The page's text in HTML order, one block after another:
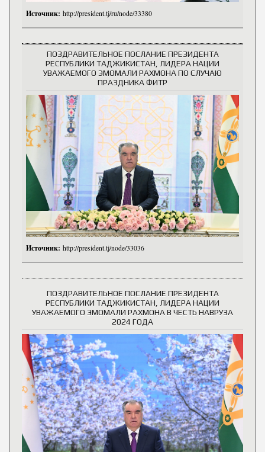
Источник: http://president.tj/ru/node/33380
ПОЗДРАВИТЕЛЬНОЕ ПОСЛАНИЕ ПРЕЗИДЕНТА
РЕСПУБЛИКИ ТАДЖИКИСТАН, ЛИДЕРА НАЦИИ
УВАЖАЕМОГО ЭМОМАЛИ РАХМОНА ПО СЛУЧАЮ
ПРАЗДНИКА ФИТР
Источник: http://president.tj/node/33036
ПОЗДРАВИТЕЛЬНОЕ ПОСЛАНИЕ ПРЕЗИДЕНТА
РЕСПУБЛИКИ ТАДЖИКИСТАН, ЛИДЕРА НАЦИИ
УВАЖАЕМОГО ЭМОМАЛИ РАХМОНА В ЧЕСТЬ НАВРУЗА
2024 ГОДА